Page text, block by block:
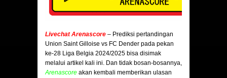
Livechat Arenascore – Prediksi pertandingan
Union Saint Gilloise vs FC Dender pada pekan
ke-28 Liga Belgia 2024/2025 bisa disimak
melalui artikel kali ini. Dan tidak bosan-bosannya,
Arenascore akan kembali memberikan ulasan